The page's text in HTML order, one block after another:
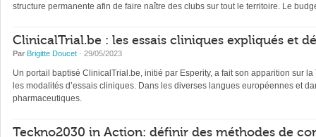
structure permanente afin de faire naître des clubs sur tout le territoire. Le
ClinicalTrial.be : les essais cliniques expliqués et
Par Brigitte Doucet · 29/05/2023
Un portail baptisé ClinicalTrial.be, initié par Esperity, a fait son apparition sur
les modalités d’essais cliniques. Dans les diverses langues européennes et
pharmaceutiques.
Teckno2030 in Action: définir des méthodes de